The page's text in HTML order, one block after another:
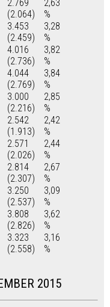
2.769
(2.064)
2,63
%
3.453
(2.459)
3,28
%
4.016
(2.736)
3,82
%
4.044
(2.769)
3,84
%
3.000
(2.216)
2,85
%
2.542
(1.913)
2,42
%
2.571
(2.026)
2,44
%
2.814
(2.307)
2,67
%
3.250
(2.537)
3,09
%
3.808
(2.826)
3,62
%
3.323
(2.558)
3,16
%
2015